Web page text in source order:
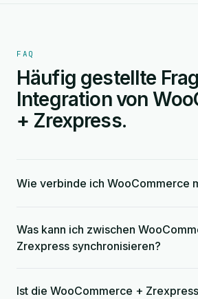
FAQ
Häufig gestellte
Integration von
+ Zrexpress.
Wie verbinde ich WooCommerce
Was kann ich zwischen
Zrexpress synchronisieren?
Ist die WooCommerce +